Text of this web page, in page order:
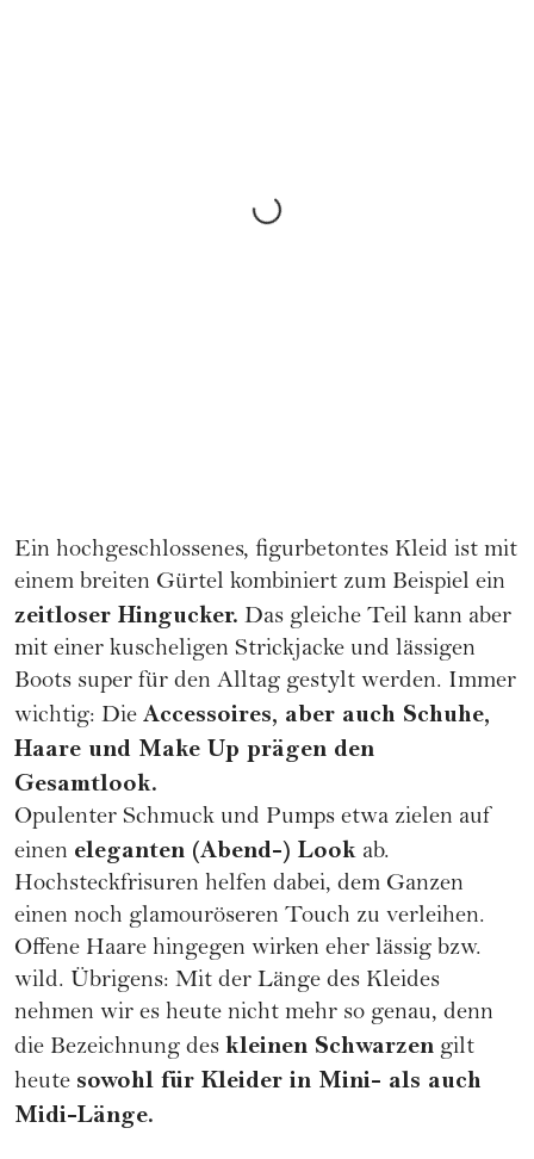
Ein hochgeschlossenes, figurbetontes Kleid ist mit
einem breiten Gürtel kombiniert zum Beispiel ein
zeitloser Hingucker. Das gleiche Teil kann aber
mit einer kuscheligen Strickjacke und lässigen
Boots super für den Alltag gestylt werden. Immer
wichtig: Die Accessoires, aber auch Schuhe,
Haare und Make Up prägen den
Gesamtlook.
Opulenter Schmuck und Pumps etwa zielen auf
einen eleganten (Abend-) Look ab.
Hochsteckfrisuren helfen dabei, dem Ganzen
einen noch glamouröseren Touch zu verleihen.
Offene Haare hingegen wirken eher lässig bzw.
wild. Übrigens: Mit der Länge des Kleides
nehmen wir es heute nicht mehr so genau, denn
die Bezeichnung des kleinen Schwarzen gilt
heute sowohl für Kleider in Mini- als auch
Midi-Länge.